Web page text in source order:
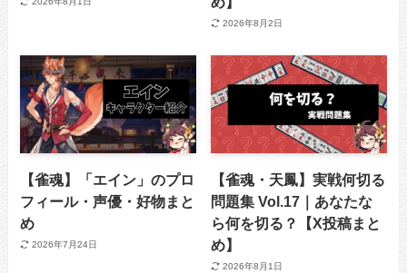
2026年8月2日
【雀魂】「エイン」のプロ
フィール・声優・好物まと
め
2026年7月24日
【雀魂・天鳳】実戦何切る
問題集 Vol.17｜あなたな
ら何を切る？【X投稿まと
め】
2026年8月1日